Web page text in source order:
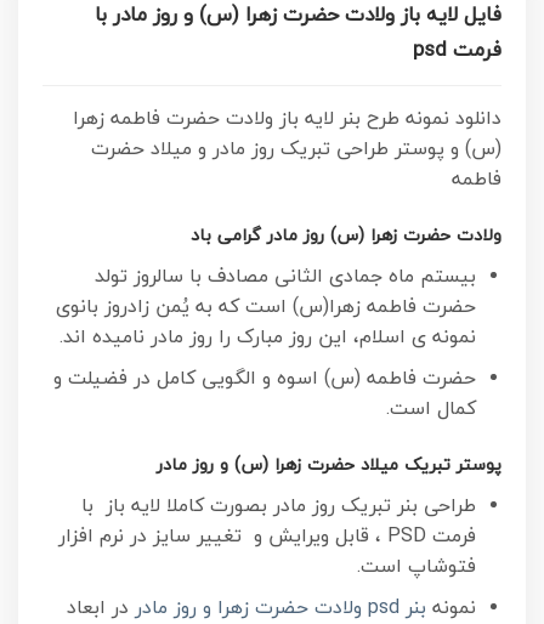
فایل لایه باز ولادت حضرت زهرا (س) و روز مادر با
فرمت psd
دانلود نمونه طرح بنر لایه باز ولادت حضرت فاطمه زهرا
(س) و پوستر طراحی تبریک روز مادر و میلاد حضرت
فاطمه
ولادت حضرت زهرا (س) روز مادر گرامی باد
بیستم ماه جمادی الثانی مصادف با سالروز تولد
حضرت فاطمه زهرا(س) است که به یُمن زادروز بانوی
نمونه ی اسلام، این روز مبارک را روز مادر نامیده اند.
حضرت فاطمه (س) اسوه و الگویی کامل در فضیلت و
کمال است.
پوستر تبریک میلاد حضرت زهرا (س) و روز مادر
طراحی بنر تبریک روز مادر بصورت کاملا لایه باز با
فرمت PSD ، قابل ویرایش و تغییر سایز در نرم افزار
فتوشاپ است.
نمونه بنر psd ولادت حضرت زهرا و روز مادر
در ابعاد